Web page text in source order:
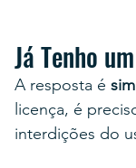
Já Tenho
A resposta é sim
licença, é
interdições do